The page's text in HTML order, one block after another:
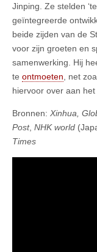
Jinping. Ze stelden
geïntegreerde
beide zijden van de
voor zijn groeten en
samenwerking. Hij
te ontmoeten , net
hiervoor over aan het
Bronnen: Xinhua,
Post, NHK world
Times